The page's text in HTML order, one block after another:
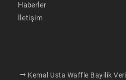
Haberler
İletişim
Kemal Usta Waffle Bayilik